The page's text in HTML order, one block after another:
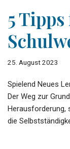
5
25. August 2023
Spielend Neues
Der Weg zur
Herausforderung,
die